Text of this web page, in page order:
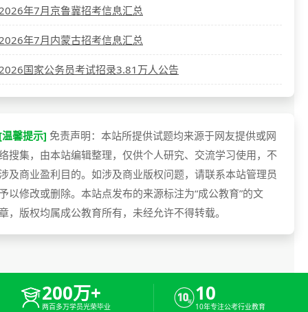
年7月京鲁冀招考信息汇总
年7月内蒙古招考信息汇总
国家公务员考试招录3.81万人公告
馨提示] 免责声明：本站所提供试题均来源于网友提供或网
搜集，由本站编辑整理，仅供个人研究、交流学习使用，不
及商业盈利目的。如涉及商业版权问题，请联系本站管理员
以修改或删除。本站点发布的来源标注为“成公教育”的文
，版权均属成公教育所有，未经允许不得转载。
200万+
两百多万学员光荣毕业
10
10年专注公考行业教育